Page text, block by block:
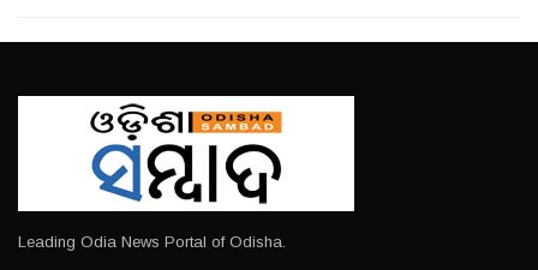
Leading Odia News Portal of Odisha.